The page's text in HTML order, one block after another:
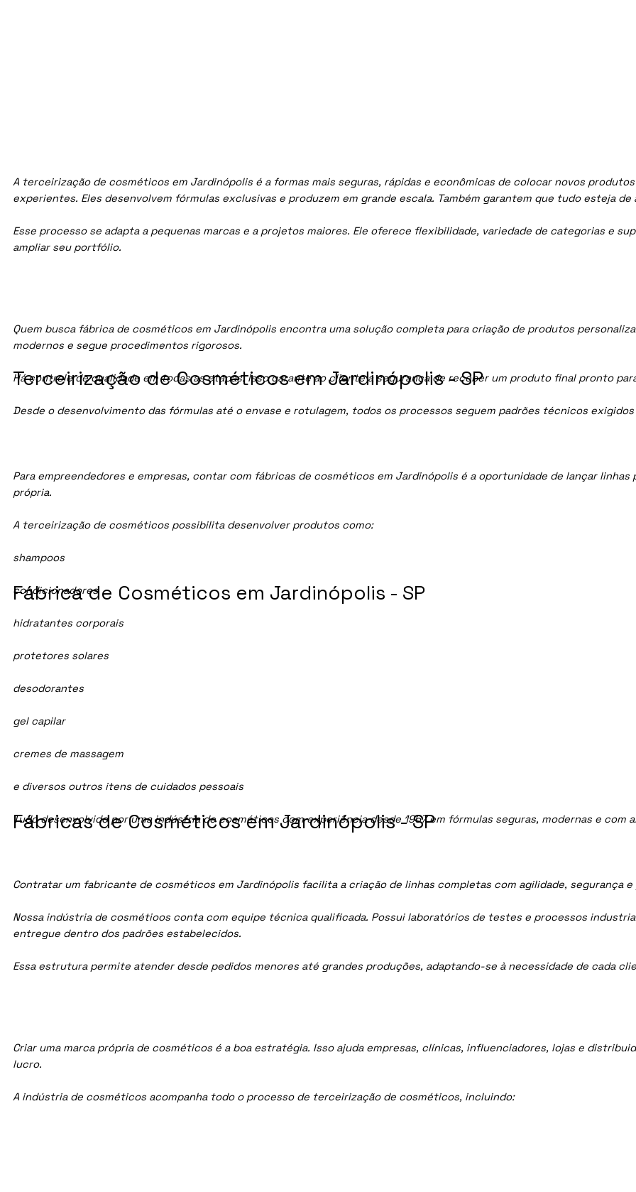
A terceirização de cosméticos em Jardinópolis é a formas mais seguras, rápidas e econômicas de colocar novos
experientes. Eles desenvolvem fórmulas exclusivas e produzem em grande escala. Também garantem que tudo esteja de
Esse processo se adapta a pequenas marcas e a projetos maiores. Ele oferece flexibilidade, variedade de categorias e
ampliar seu portfólio.
Quem busca fábrica de cosméticos em Jardinópolis encontra uma solução completa para criação de produtos
modernos e segue procedimentos rigorosos.
Há controle de qualidade em todas as etapas. Isso garante ao cliente a segurança de receber um produto final pronto
Desde o desenvolvimento das fórmulas até o envase e rotulagem, todos os processos seguem padrões técnicos
Para empreendedores e empresas, contar com fábricas de cosméticos em Jardinópolis é a oportunidade de lançar
própria.
A terceirização de cosméticos possibilita desenvolver produtos como:
shampoos
condicionadores
hidratantes corporais
protetores solares
desodorantes
gel capilar
cremes de massagem
e diversos outros itens de cuidados pessoais
Tudo desenvolvido por uma indústria de cosméticos com experiência desde 1967 em fórmulas seguras, modernas e com
Contratar um fabricante de cosméticos em Jardinópolis facilita a criação de linhas completas com agilidade, segurança e
Nossa indústria de cosmétioos conta com equipe técnica qualificada. Possui laboratórios de testes e processos
entregue dentro dos padrões estabelecidos.
Essa estrutura permite atender desde pedidos menores até grandes produções, adaptando-se à necessidade de cada
Criar uma marca própria de cosméticos é a boa estratégia. Isso ajuda empresas, clínicas, influenciadores, lojas e
lucro.
A indústria de cosméticos acompanha todo o processo de terceirização de cosméticos, incluindo:
Fábrica de Cosméticos em Jardinópolis - SP
Terceirização de Cosméticos em Jardinópolis - SP
Fábricas de Cosméticos em Jardinópolis - SP